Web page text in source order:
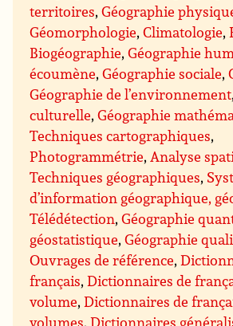
territoires,Géographie
Géomorphologie,Climatologie,
Biogéographie,Géographie
écoumène,Géographie sociale,
Géographie de l’environnement
culturelle,Géographie
Techniques cartographiques,
Photogrammétrie, Analyse
Techniques géographiques,
d’information géographique,
Télédétection,Géographie
géostatistique,Géographie
Ouvrages de référence,
français,Dictionnaires de
volume,Dictionnaires de
volumes,Dictionnaires